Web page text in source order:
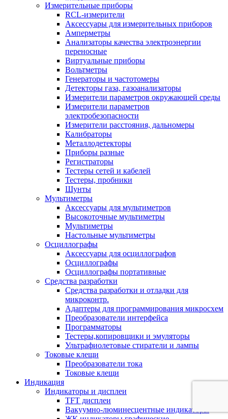
Измерительные приборы
RCL-измерители
Аксессуары для измерительных приборов
Амперметры
Анализаторы качества электроэнергии
переносные
Виртуальные приборы
Вольтметры
Генераторы и частотомеры
Детекторы газа, газоанализаторы
Измерители параметров окружающей среды
Измерители параметров
электробезопасности
Измерители расстояния, дальномеры
Калибраторы
Металлодетекторы
Приборы разные
Регистраторы
Тестеры сетей и кабелей
Тестеры, пробники
Шунты
Мультиметры
Аксессуары для мультиметров
Высокоточные мультиметры
Мультиметры
Настольные мультиметры
Осциллографы
Аксессуары для осциллографов
Осциллографы
Осциллографы портативные
Средства разработки
Cредства разработки и отладки для
микроконтр.
Адаптеры для программирования микросхем
Преобразователи интерфейса
Программаторы
Тестеры,копировщики и эмуляторы
Ультрафиолетовые стиратели и лампы
Токовые клещи
Преобразователи тока
Токовые клещи
Индикация
Индикаторы и дисплеи
TFT дисплеи
Вакуумно-люминесцентные индикаторы